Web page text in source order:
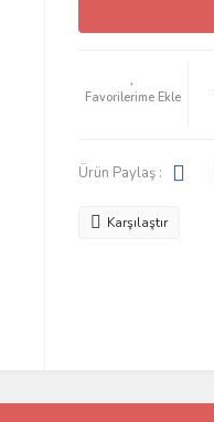
Ürün Paylaş :
Karşılaştır